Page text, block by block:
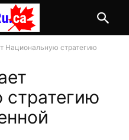
Национальную стратегию